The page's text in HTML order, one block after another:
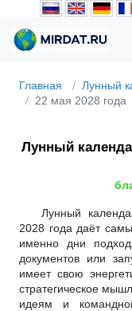
Главная Лунный
22 мая 2028 года
Лунный
Лунный
2028 года даёт
именно дни
документов или
имеет свою
стратегическое
идеям и